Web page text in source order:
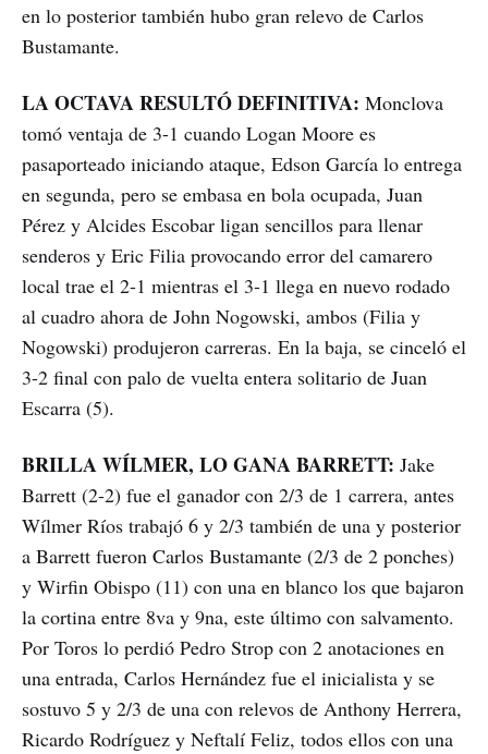
en lo posterior también hubo gran relevo de Carlos
Bustamante.
LA OCTAVA RESULTÓ DEFINITIVA: Monclova
tomó ventaja de 3-1 cuando Logan Moore es
pasaporteado iniciando ataque, Edson García lo entrega
en segunda, pero se embasa en bola ocupada, Juan
Pérez y Alcides Escobar ligan sencillos para llenar
senderos y Eric Filia provocando error del camarero
local trae el 2-1 mientras el 3-1 llega en nuevo rodado
al cuadro ahora de John Nogowski, ambos (Filia y
Nogowski) produjeron carreras. En la baja, se cinceló el
3-2 final con palo de vuelta entera solitario de Juan
Escarra (5).
BRILLA WÍLMER, LO GANA BARRETT: Jake
Barrett (2-2) fue el ganador con 2/3 de 1 carrera, antes
Wílmer Ríos trabajó 6 y 2/3 también de una y posterior
a Barrett fueron Carlos Bustamante (2/3 de 2 ponches)
y Wirfin Obispo (11) con una en blanco los que bajaron
la cortina entre 8va y 9na, este último con salvamento.
Por Toros lo perdió Pedro Strop con 2 anotaciones en
una entrada, Carlos Hernández fue el inicialista y se
sostuvo 5 y 2/3 de una con relevos de Anthony Herrera,
Ricardo Rodríguez y Neftalí Feliz, todos ellos con una